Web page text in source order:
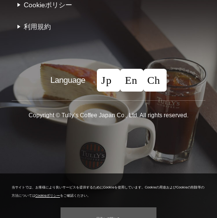
Cookieポリシー
利⽤規約
Language
Copyright © Tullyʼs Coffee Japan Co., Ltd. All rights reserved.
当サイトでは、お客様により良いサービスを提供するためにCookieを使用しています。 Cookieの用途およびCookieの削除等の
方法についてはCookieポリシーをご確認ください。